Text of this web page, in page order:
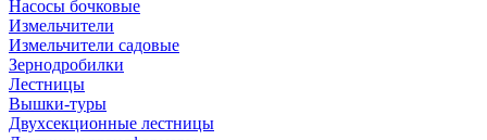
Насосы бочковые
Измельчители
Измельчители садовые
Зернодробилки
Лестницы
Вышки-туры
Двухсекционные лестницы